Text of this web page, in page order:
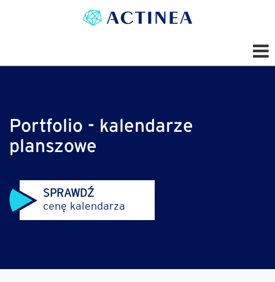
Portfolio - kalendarze
planszowe
SPRAWDŹ
cenę kalendarza